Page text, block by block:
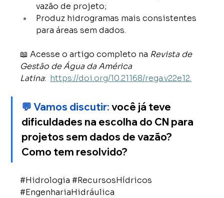
vazão de projeto;
Produz hidrogramas mais consistentes
para áreas sem dados.
📖 Acesse o artigo completo na Revista de
Gestão de Água da América
Latina: https://doi.org/10.21168/rega.v22e12.
💬 Vamos discutir: você já teve
dificuldades na escolha do CN para
projetos sem dados de vazão?
Como tem resolvido?
#Hidrologia #RecursosHídricos
#EngenhariaHidráulica